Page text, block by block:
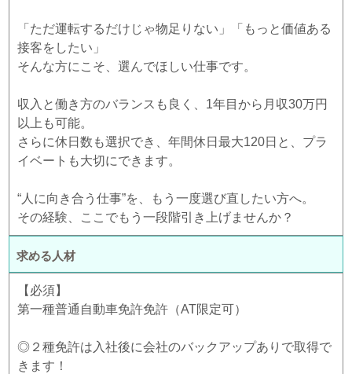
「ただ運転するだけじゃ物足りない」「もっと価値ある
接客をしたい」
そんな方にこそ、選んでほしい仕事です。
収入と働き方のバランスも良く、1年目から月収30万円
以上も可能。
さらに休日数も選択でき、年間休日最大120日と、プラ
イベートも大切にできます。
“人に向き合う仕事”を、もう一度選び直したい方へ。
その経験、ここでもう一段階引き上げませんか？
求める人材
【必須】
第一種普通自動車免許免許（AT限定可）
◎２種免許は入社後に会社のバックアップありで取得で
きます！